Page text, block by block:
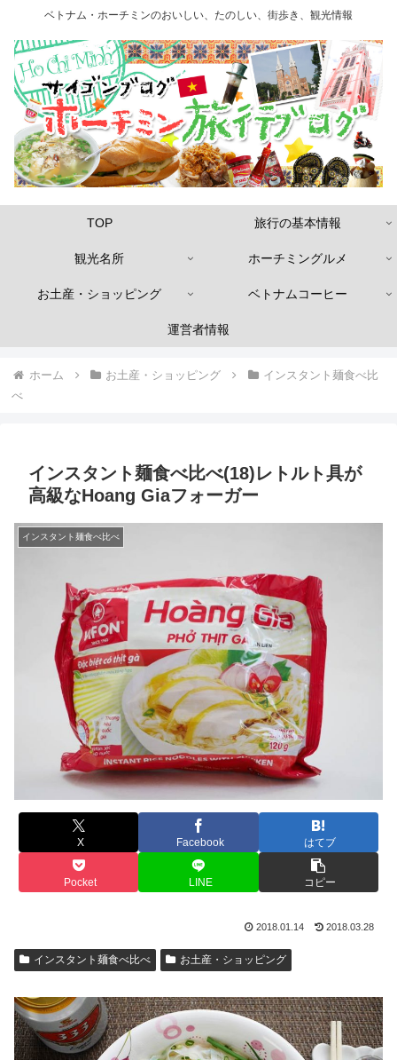
ベトナム・ホーチミンのおいしい、たのしい、街歩き、観光情報
TOP 旅行の基本情報
観光名所 ホーチミングルメ
お土産・ショッピング ベトナムコーヒー
運営者情報
ホーム お土産・ショッピング
インスタント麺食べ比
べ
インスタント麺食べ比べ(18)レトルト具が
高級なHoang Giaフォーガー
インスタント麺食べ比べ
X Facebook はてブ
Pocket LINE コピー
2018.01.14 2018.03.28
インスタント麺食べ比べ お土産・ショッピング